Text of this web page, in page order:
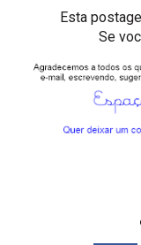
Esta
Se